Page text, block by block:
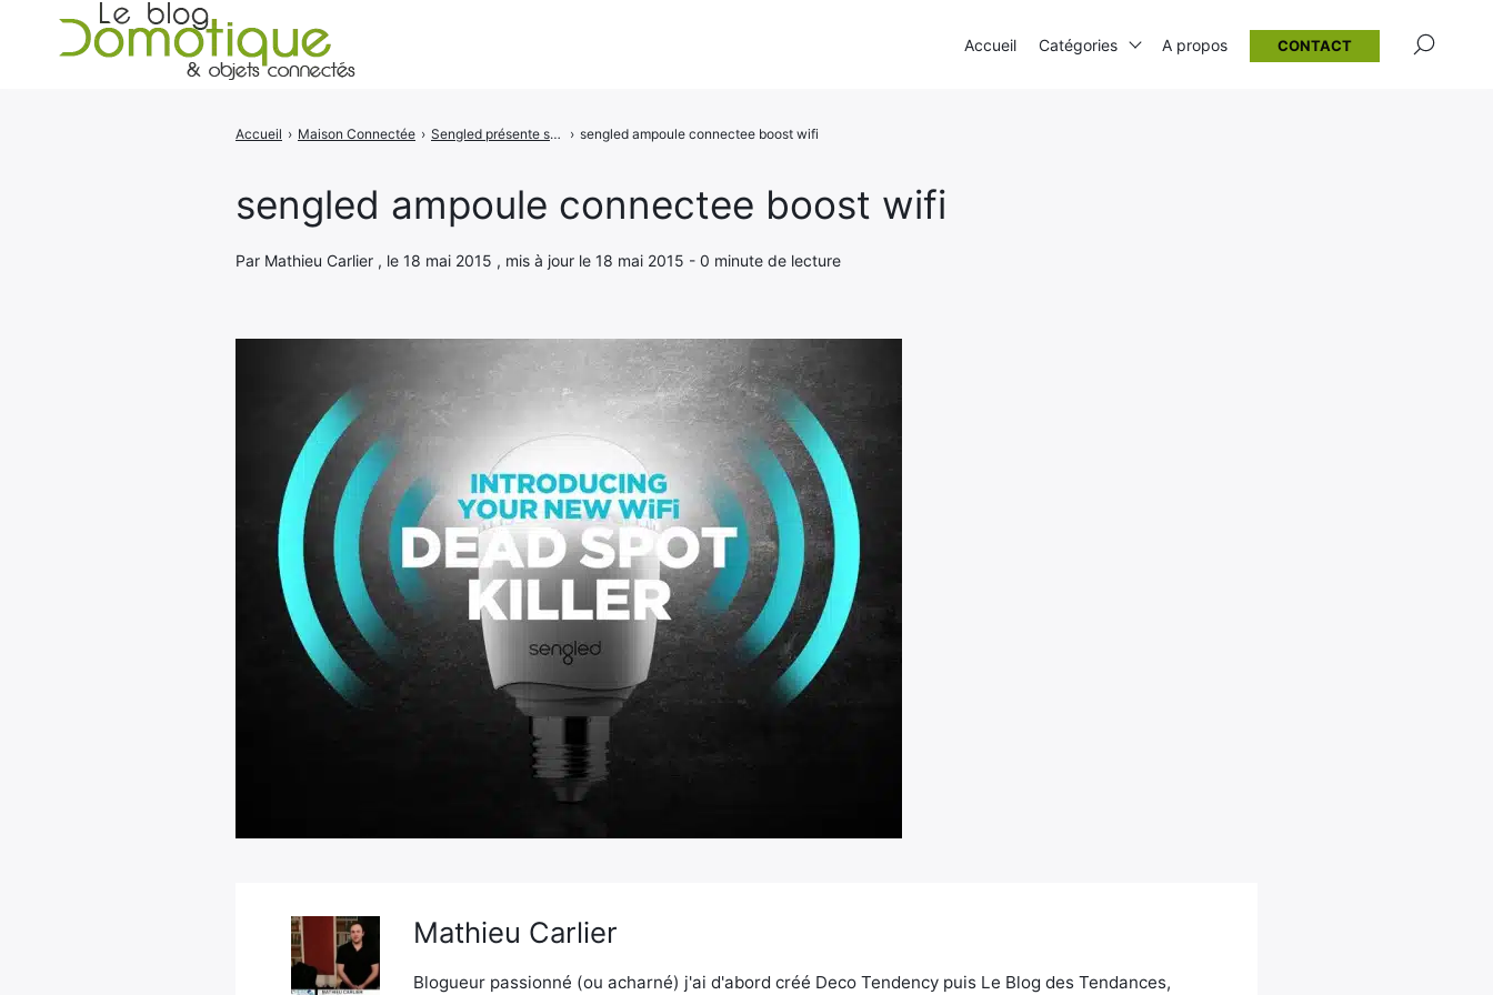
sengled ampoule connectee boost wifi
Par Mathieu Carlier , le 18 mai 2015 , mis à jour le 18 mai 2015 - 0 minute de lecture
Accueil › Maison Connectée › Sengled présente son ampoule connectée qui amplifie le WiFi › sengled ampoule connectee boost wifi
Mathieu Carlier
Blogueur passionné (ou acharné) j'ai d'abord créé Deco Tendency puis Le Blog des Tendances,
Accueil Catégories A propos CONTACT
Rechercher